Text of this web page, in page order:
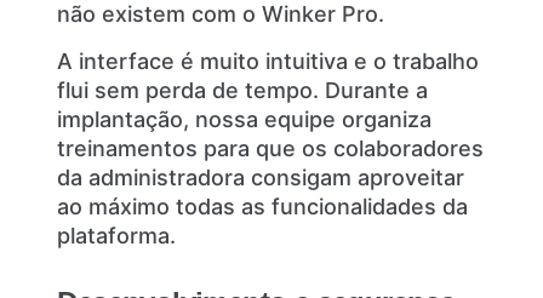
não existem com o Winker Pro.
A interface é muito intuitiva e o trabalho
flui sem perda de tempo. Durante a
implantação, nossa equipe organiza
treinamentos para que os colaboradores
da administradora consigam aproveitar
ao máximo todas as funcionalidades da
plataforma.